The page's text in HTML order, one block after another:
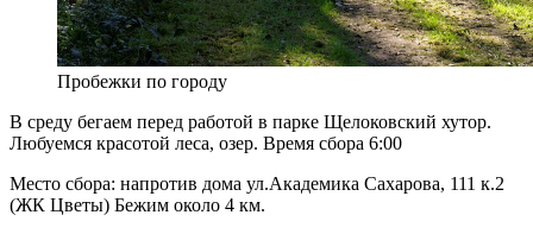
Пробежки по городу
В среду бегаем перед работой в парке Щелоковский хутор.
Любуемся красотой леса, озер. Время сбора 6:00
Место сбора: напротив дома ул.Академика Сахарова, 111 к.2
(ЖК Цветы) Бежим около 4 км.